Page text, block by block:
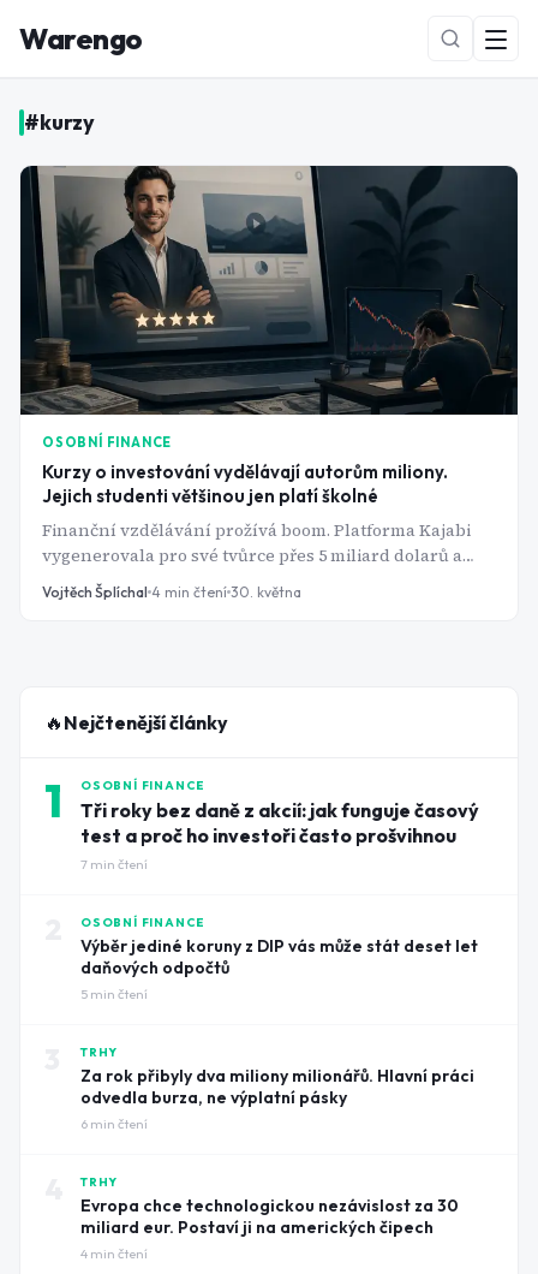
Warengo
NOVÉ
#kurzy
OSOBNÍ FINANCE
Kurzy o investování vydělávají autorům miliony.
Jejich studenti většinou jen platí školné
Finanční vzdělávání prožívá boom. Platforma Kajabi
vygenerovala pro své tvůrce přes 5 miliard dolarů a
finance patří konzistentně mezi tři nejprodávanější
kategorie online obsahu. Jenže data o výsledcích
Vojtěch Šplíchal 4 min čtení 30. května
🔥 Nejčtenější články
1 OSOBNÍ FINANCE
Tři roky bez daně z akcií: jak funguje časový
test a proč ho investoři často prošvihnou
7 min čtení
OSOBNÍ FINANCE
Výběr jediné koruny z DIP vás může stát deset let
daňových odpočtů
5 min čtení
TRHY
Za rok přibyly dva miliony milionářů. Hlavní práci
odvedla burza, ne výplatní pásky
6 min čtení
TRHY
Evropa chce technologickou nezávislost za 30
miliard eur. Postaví ji na amerických čipech
4 min čtení